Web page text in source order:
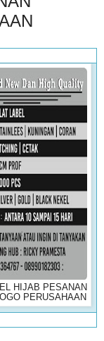
HIJAB PESANAN
PERUSAHAAN